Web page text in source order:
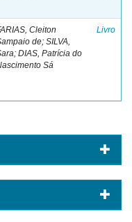
Cleiton
de; SILVA,
DIAS, Patrícia do
Sá
Livro